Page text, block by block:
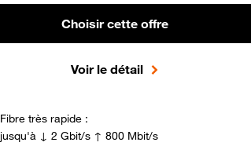
Choisir cette offre
Voir le détail
Fibre très rapide :
jusqu'à ↓ 2 Gbit/s ↑ 800 Mbit/s